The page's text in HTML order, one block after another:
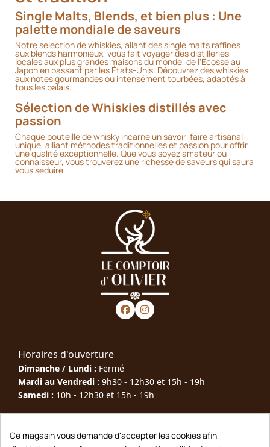
Single Malts, Blends, et bien plus : Une
palette mondiale de saveurs
Notre sélection de whiskies, allant des single malts raffinés
aux blends harmonieux, vous fait voyager des distilleries
locales aux plus grandes maisons du monde, de l'Écosse au
Japon en passant par les États-Unis. Découvrez des whiskies
aux notes gourmandes ou intensément tourbées, adaptés à
tous les palais.
Sélection de Whiskies distillés avec
passion
Chaque bouteille de whisky incarne un savoir-faire artisanal
unique, alliant méthodes traditionnelles et passion pour offrir
une qualité exceptionnelle. Que vous soyez amateur ou
connaisseur, vous trouverez une richesse de saveurs qui saura
vous séduire.
Horaires d'ouverture
Dimanche / Lundi : Fermé
Mardi au Vendredi : 9h30 - 12h30 et 15h - 19h
Samedi : 10h - 12h30 et 15h - 19h
Téléphone : 05 63 40 79 00
Ce magasin vous demande d'accepter les cookies afin